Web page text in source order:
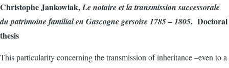
Christophe Jankowiak,Le notaire et la transmission successorale
du patrimoine familial en Gascogne gersoise 1785 – 1805. Doctoral
thesis
This particularity concerning the transmission of inheritance –even to a